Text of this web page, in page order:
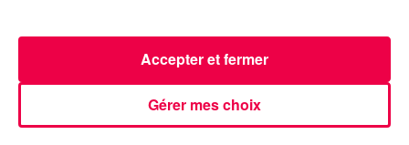
INFOS
AGENDA
JEUX
PODCASTS
Gérer mes choix
Accepter et fermer